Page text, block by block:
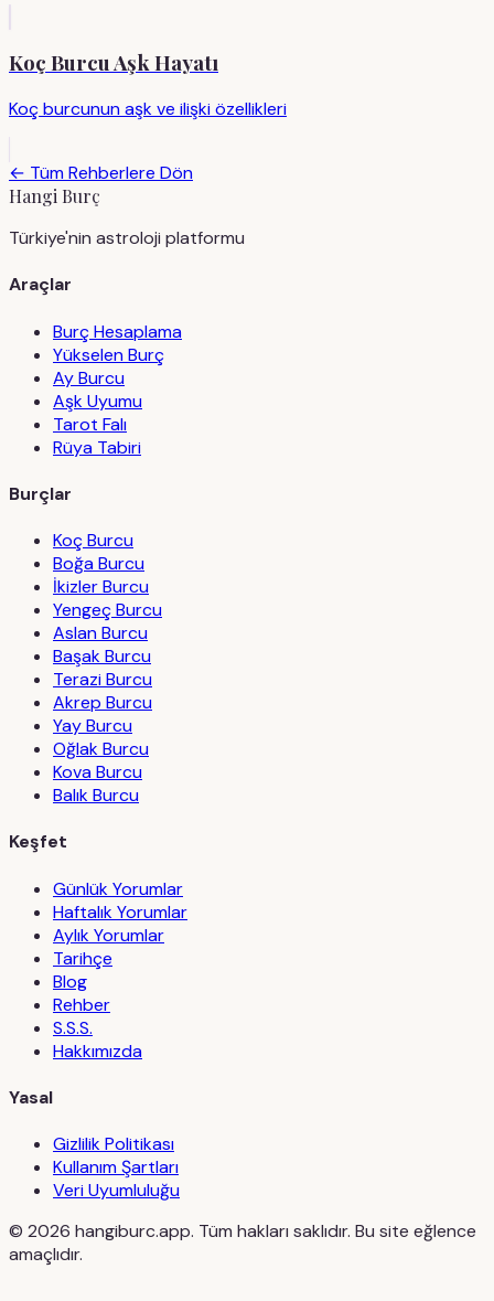
Koç Burcu Aşk Hayatı
Koç burcunun aşk ve ilişki özellikleri
← Tüm Rehberlere Dön
Hangi Burç
Türkiye'nin astroloji platformu
Araçlar
Burç Hesaplama
Yükselen Burç
Ay Burcu
Aşk Uyumu
Tarot Falı
Rüya Tabiri
Burçlar
Koç Burcu
Boğa Burcu
İkizler Burcu
Yengeç Burcu
Aslan Burcu
Başak Burcu
Terazi Burcu
Akrep Burcu
Yay Burcu
Oğlak Burcu
Kova Burcu
Balık Burcu
Keşfet
Günlük Yorumlar
Haftalık Yorumlar
Aylık Yorumlar
Tarihçe
Blog
Rehber
S.S.S.
Hakkımızda
Yasal
Gizlilik Politikası
Kullanım Şartları
Veri Uyumluluğu
© 2026 hangiburc.app. Tüm hakları saklıdır. Bu site eğlence
amaçlıdır.